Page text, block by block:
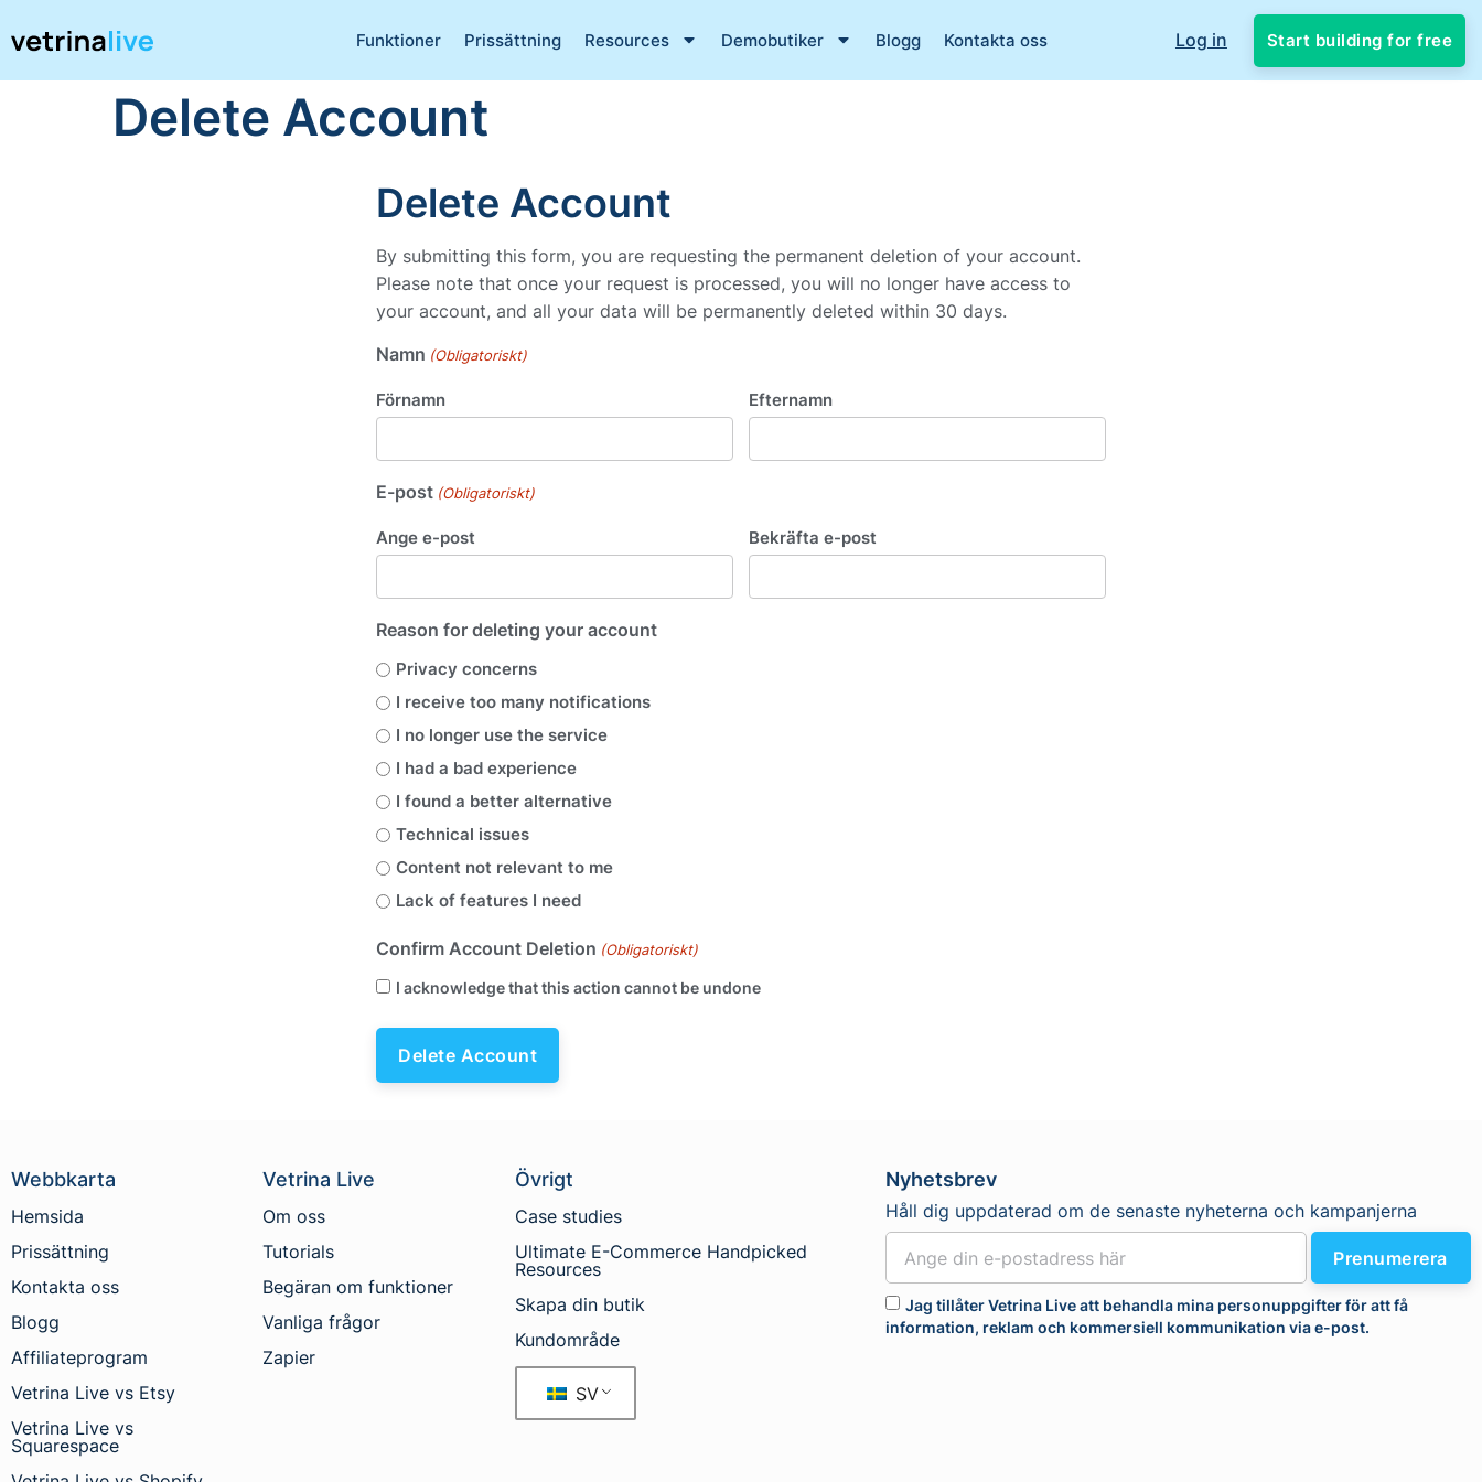
Funktioner Prissättning Resources Demobutiker Blogg Kontakta oss Log in Start building for free
Delete Account
Delete Account
By submitting this form, you are requesting the permanent deletion of your account.
Please note that once your request is processed, you will no longer have access to
your account, and all your data will be permanently deleted within 30 days.
Namn (Obligatoriskt)
Förnamn Efternamn
E-post (Obligatoriskt)
Ange e-post Bekräfta e-post
Reason for deleting your account
Privacy concerns
I receive too many notifications
I no longer use the service
I had a bad experience
I found a better alternative
Technical issues
Content not relevant to me
Lack of features I need
Confirm Account Deletion (Obligatoriskt)
I acknowledge that this action cannot be undone
Webbkarta
Hemsida
Prissättning
Kontakta oss
Blogg
Affiliateprogram
Vetrina Live vs Etsy
Vetrina Live vs
Squarespace
Vetrina Live
Om oss
Tutorials
Begäran om funktioner
Vanliga frågor
Zapier
Övrigt
Case studies
Ultimate E-Commerce Handpicked
Resources
Skapa din butik
Kundområde
SV
Nyhetsbrev
Håll dig uppdaterad om de senaste nyheterna och kampanjerna
Jag tillåter Vetrina Live att behandla mina personuppgifter för att få
information, reklam och kommersiell kommunikation via e-post.
Prenumerera